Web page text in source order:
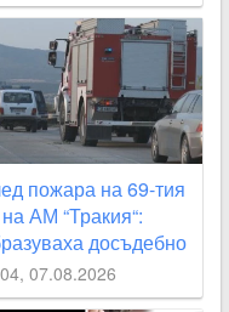
пожара на 69-тия
АМ “Тракия“:
досъдебно
07.08.2026